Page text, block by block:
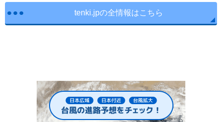
tenki.jpの全情報はこちら